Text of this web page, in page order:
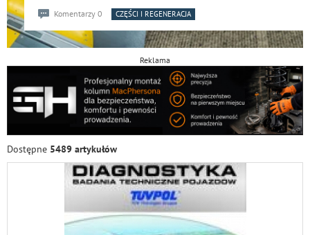
Komentarzy 0 CZĘŚCI I REGENERACJA
Reklama
Dostępne 5489 artykułów